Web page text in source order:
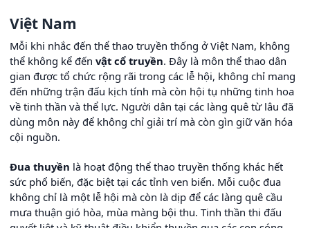
Việt Nam
Mỗi khi nhắc đến thể thao truyền thống ở Việt Nam, không
thể không kể đến vật cổ truyền. Đây là môn thể thao dân
gian được tổ chức rộng rãi trong các lễ hội, không chỉ mang
đến những trận đấu kịch tính mà còn hội tụ những tinh hoa
về tinh thần và thể lực. Người dân tại các làng quê từ lâu đã
dùng môn này để không chỉ giải trí mà còn gìn giữ văn hóa
cội nguồn.
Đua thuyền là hoạt động thể thao truyền thống khác hết
sức phổ biến, đặc biệt tại các tỉnh ven biển. Mỗi cuộc đua
không chỉ là một lễ hội mà còn là dịp để các làng quê cầu
mưa thuận gió hòa, mùa màng bội thu. Tinh thần thi đấu